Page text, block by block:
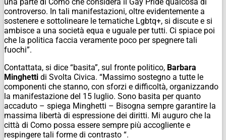
controverso. In tali manifestazioni, oltre evidentemente a
sostenere e sottolineare le tematiche Lgbtq+, si discute e si
ambisce a una società equa e uguale per tutti. Ci spiace poi
che la politica faccia veramente poco per spegnere tali
fuochi”.
Contattata, si dice “basita”, sul fronte politico, Barbara
Minghetti di Svolta Civica. “Massimo sostegno a tutte le
componenti che stanno, con sforzi e difficoltà, organizzando
la manifestazione del 15 luglio. Sono basita per quanto
accaduto – spiega Minghetti – Bisogna sempre garantire la
massima libertà di espressione dei diritti. Mi auguro che la
città di Como possa essere sempre più accogliente e
respingere tali forme di contrasto “.